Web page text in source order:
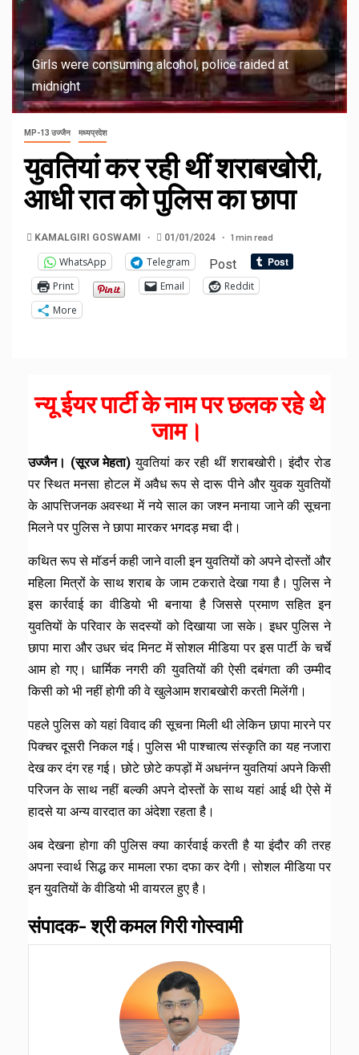
Girls were consuming alcohol, police raided at
midnight
MP-13 उज्जैन मध्यप्रदेश
युवतियां कर रही थीं शराबखोरी,
आधी रात को पुलिस का छापा
KAMALGIRI GOSWAMI 01/01/2024 1 min read
WhatsApp Telegram Post
Print Email
Reddit
More
न्यू ईयर पार्टी के नाम पर छलक रहे थे
जाम।
उज्जैन। (सूरज मेहता) युवतियां कर रही थीं शराबखोरी। इंदौर रोड
पर स्थित मनसा होटल में अवैध रूप से दारू पीने और युवक युवतियों
के आपत्तिजनक अवस्था में नये साल का जश्न मनाया जाने की सूचना
मिलने पर पुलिस ने छापा मारकर भगदड़ मचा दी।
कथित रूप से मॉडर्न कही जाने वाली इन युवतियों को अपने दोस्तों और
महिला मित्रों के साथ शराब के जाम टकराते देखा गया है। पुलिस ने
इस कार्रवाई का वीडियो भी बनाया है जिससे प्रमाण सहित इन
युवतियों के परिवार के सदस्यों को दिखाया जा सके। इधर पुलिस ने
छापा मारा और उधर चंद मिनट में सोशल मीडिया पर इस पार्टी के चर्चे
आम हो गए। धार्मिक नगरी की युवतियों की ऐसी दबंगता की उम्मीद
किसी को भी नहीं होगी की वे खुलेआम शराबखोरी करती मिलेंगी।
पहले पुलिस को यहां विवाद की सूचना मिली थी लेकिन छापा मारने पर
पिक्चर दूसरी निकल गई। पुलिस भी पाश्चात्य संस्कृति का यह नजारा
देख कर दंग रह गई। छोटे छोटे कपड़ों में अधनंग्न युवतियां अपने किसी
परिजन के साथ नहीं बल्की अपने दोस्तों के साथ यहां आई थी ऐसे में
हादसे या अन्य वारदात का अंदेशा रहता है।
अब देखना होगा की पुलिस क्या कार्रवाई करती है या इंदौर की तरह
अपना स्वार्थ सिद्ध कर मामला रफा दफा कर देगी। सोशल मीडिया पर
इन युवतियों के वीडियो भी वायरल हुए है।
संपादक- श्री कमल गिरी गोस्वामी